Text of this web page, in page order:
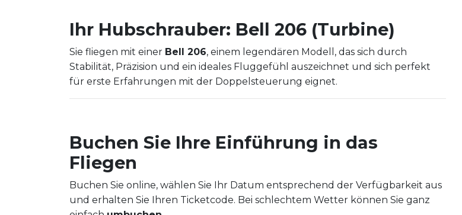
Ihr Hubschrauber: Bell 206 (Turbine)
Sie fliegen mit einer Bell 206, einem legendären Modell, das sich durch
Stabilität, Präzision und ein ideales Fluggefühl auszeichnet und sich perfekt
für erste Erfahrungen mit der Doppelsteuerung eignet.
Buchen Sie Ihre Einführung in das
Fliegen
Buchen Sie online, wählen Sie Ihr Datum entsprechend der Verfügbarkeit aus
und erhalten Sie Ihren Ticketcode. Bei schlechtem Wetter können Sie ganz